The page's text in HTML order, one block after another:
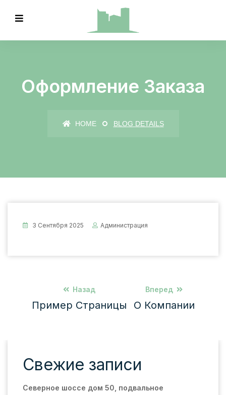
Оформление Заказа
HOME BLOG DETAILS
3 Сентября 2025 Администрация
Назад
Пример Страницы
Вперед
О Компании
Свежие записи
Северное шоссе дом 50, подвальное